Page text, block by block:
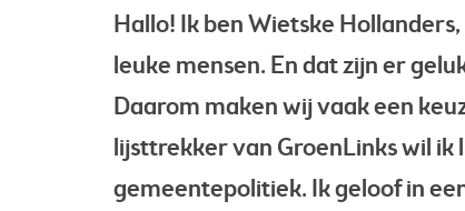
Hallo! Ik ben Wietske
leuke mensen. En dat zijn er
Daarom maken wij vaak een
lijsttrekker van GroenLinks wil ik
gemeentepolitiek. Ik geloof in